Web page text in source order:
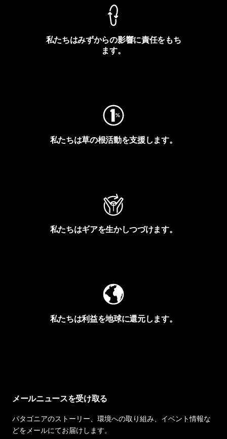
私たちはみずからの影響に責任をもち
ます。
私たちは草の根活動を支援します。
私たちはギアを生かしつづけます。
私たちは利益を地球に還元します。
メールニュースを受け取る
パタゴニアのストーリー、環境への取り組み、イベント情報な
どをメールにてお届けします。